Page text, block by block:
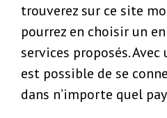
trouverez sur ce site
pourrez en choisir un
services proposés. Avec
est possible de se
dans n’importe quel